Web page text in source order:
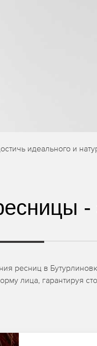
идеального и
ресниц в
лица, гарантируя